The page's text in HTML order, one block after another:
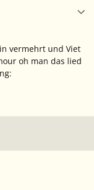
vermehrt und Viet
oh man das lied